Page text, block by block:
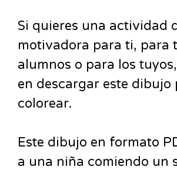
Si quieres una actividad
motivadora para ti, para
alumnos o para los
en descargar este dibujo
colorear.
Este dibujo en formato
a una niña comiendo un